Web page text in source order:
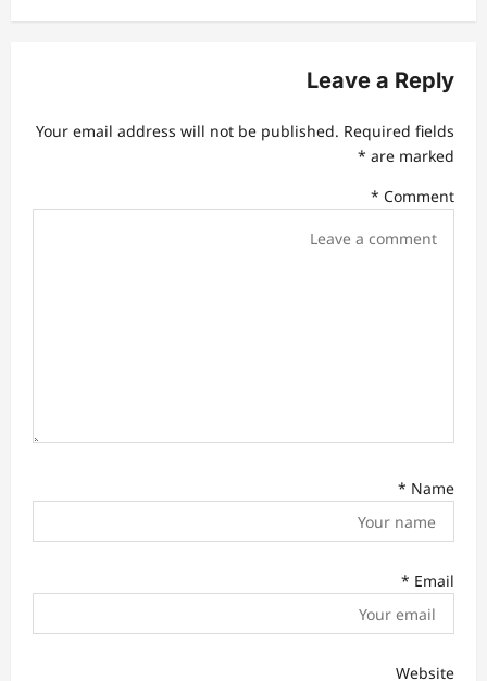
v
g
t
Leave a Reply
Your email address will not be published. Required fields
are marked
*
Comment
*
Name
*
Email
*
Website